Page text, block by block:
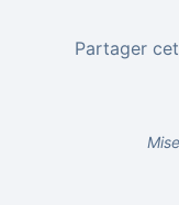
Partager